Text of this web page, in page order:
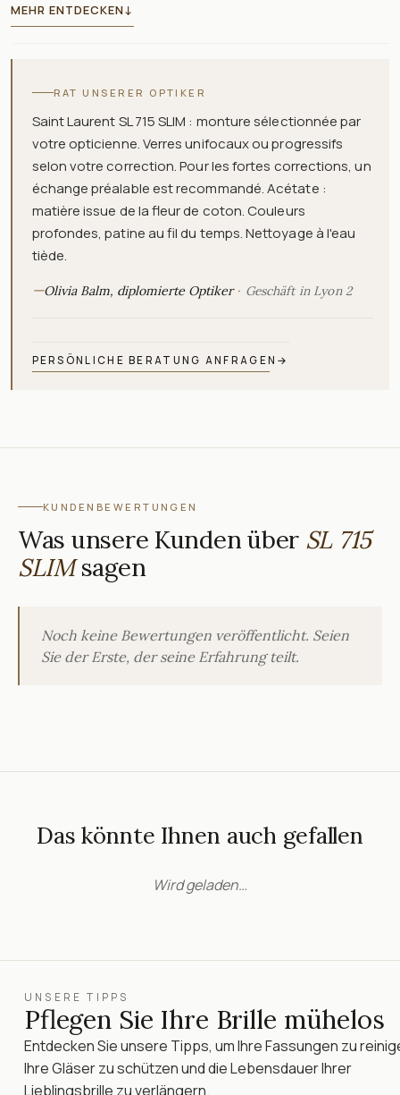
MEHR ENTDECKEN↓
RAT UNSERER OPTIKER
Saint Laurent SL 715 SLIM : monture sélectionnée par
votre opticienne. Verres unifocaux ou progressifs
selon votre correction. Pour les fortes corrections, un
échange préalable est recommandé. Acétate :
matière issue de la fleur de coton. Couleurs
profondes, patine au fil du temps. Nettoyage à l'eau
tiède.
—Olivia Balm, diplomierte Optiker Geschäft in Lyon 2
PERSÖNLICHE BERATUNG ANFRAGEN →
KUNDENBEWERTUNGEN
Was unsere Kunden über SL 715
SLIMsagen
Noch keine Bewertungen veröffentlicht. Seien
Sie der Erste, der seine Erfahrung teilt.
Das könnte Ihnen auch gefallen
Wird geladen…
UNSERE TIPPS
Pflegen Sie Ihre Brille mühelos
Entdecken Sie unsere Tipps, um Ihre Fassungen zu
Ihre Gläser zu schützen und die Lebensdauer Ihrer
Lieblingsbrille zu verlängern.